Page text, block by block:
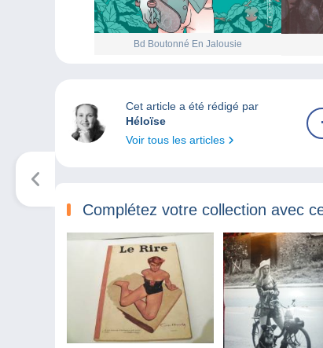
Bd Boutonné En Jalousie
Cet article a été rédigé par
Héloïse
Voir tous les articles
Complétez votre collection avec